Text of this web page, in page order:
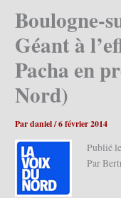
Boulogne-
Géant à
Pacha en
Nord)
Pardaniel/6 février 2014
Publié
Par